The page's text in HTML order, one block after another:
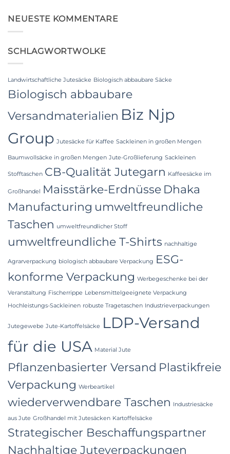
Woven
Bags
a
Premier
in
Food
Grade
High-
NEUESTE KOMMENTARE
SCHLAGWORTWOLKE
Landwirtschaftliche Jutesäcke Biologisch abbaubare Säcke
Biologisch abbaubare
Versandmaterialien Biz Njp
Group Jutesäcke für Kaffee Sackleinen in großen Mengen
Baumwollsäcke in großen Mengen Jute-Großlieferung Sackleinen
Stofftaschen CB-Qualität Jutegarn Kaffeesäcke im
Großhandel Maisstärke-Erdnüsse Dhaka
Manufacturing umweltfreundliche
Taschen umweltfreundlicher Stoff
umweltfreundliche T-Shirts nachhaltige
Agrarverpackung biologisch abbaubare Verpackung ESG-
konforme Verpackung Werbegeschenke bei der
Veranstaltung Fischerrippe Lebensmittelgeeignete Verpackung
Hochleistungs-Sackleinen robuste Tragetaschen Industrieverpackungen
Jutegewebe Jute-Kartoffelsäcke
LDP-Versand
für die USA Material Jute
Pflanzenbasierter Versand Plastikfreie
Verpackung Werbeartikel
wiederverwendbare Taschen Industriesäcke
aus Jute Großhandel mit Jutesäcken Kartoffelsäcke
Strategischer Beschaffungspartner
Nachhaltige Juteverpackungen